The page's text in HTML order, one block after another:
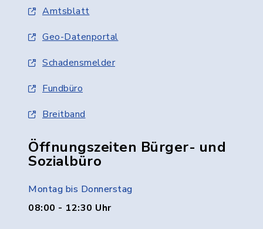
Amtsblatt
Geo-Datenportal
Schadensmelder
Fundbüro
Breitband
Öffnungszeiten Bürger- und
Sozialbüro
Montag bis Donnerstag
08:00 - 12:30 Uhr